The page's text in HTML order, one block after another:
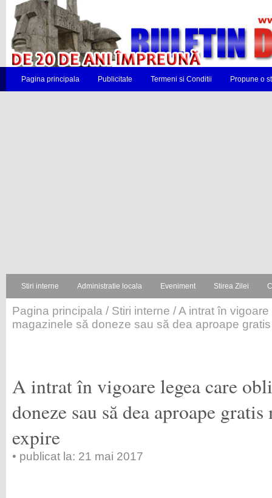
Pagina principala Publicitate Termeni si Conditii Propune o
Stiri interne Administratie locala Eveniment Stirea Zilei
Pagina principala / Stiri interne / A intrat în
magazinele să doneze sau să dea aproape
A intrat în vigoare legea care
doneze sau să dea aproape gratis
expire
• publicat la: 21 mai 2017